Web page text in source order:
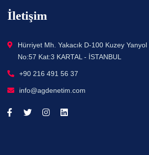
İletişim
Hürriyet Mh. Yakacık D-100 Kuzey
No:57 Kat:3 KARTAL - İSTANBUL
+90 216 491 56 37
info@agdenetim.com